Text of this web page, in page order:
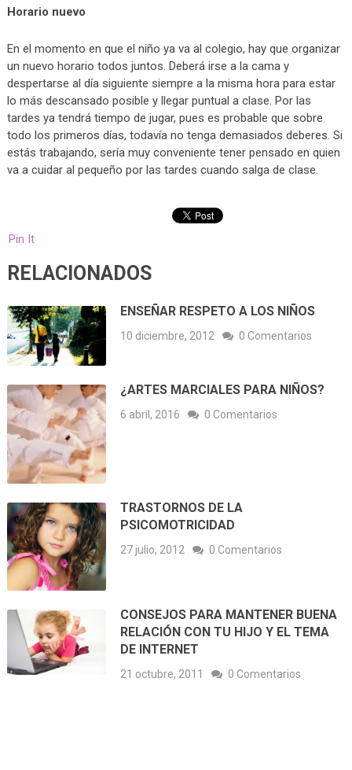
Horario nuevo
En el momento en que el niño ya va al colegio, hay que organizar
un nuevo horario todos juntos. Deberá irse a la cama y
despertarse al día siguiente siempre a la misma hora para estar
lo más descansado posible y llegar puntual a clase. Por las
tardes ya tendrá tiempo de jugar, pues es probable que sobre
todo los primeros días, todavía no tenga demasiados deberes. Si
estás trabajando, sería muy conveniente tener pensado en quien
va a cuidar al pequeño por las tardes cuando salga de clase.
Pin It
RELACIONADOS
ENSEÑAR RESPETO A LOS NIÑOS
10 diciembre, 2012 0 Comentarios
¿ARTES MARCIALES PARA NIÑOS?
6 abril, 2016 0 Comentarios
TRASTORNOS DE LA
PSICOMOTRICIDAD
27 julio, 2012 0 Comentarios
CONSEJOS PARA MANTENER BUENA
RELACIÓN CON TU HIJO Y EL TEMA
DE INTERNET
21 octubre, 2011 0 Comentarios